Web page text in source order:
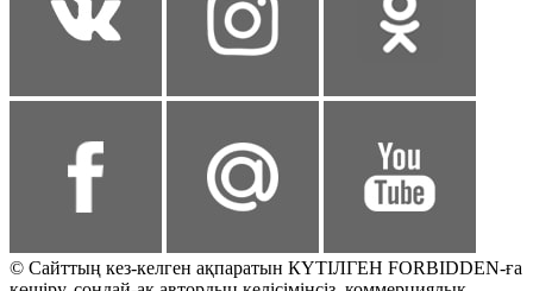
© Сайттың кез-келген ақпаратын КҮТІЛГЕН FORBIDDEN-ға